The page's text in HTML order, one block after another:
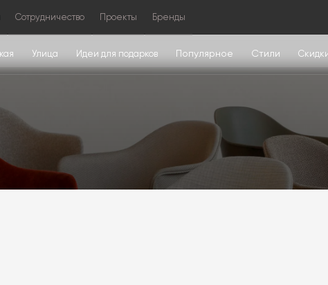
Сотрудничество Проекты Бренды
Улица Идеи для подарков Популярное Стили